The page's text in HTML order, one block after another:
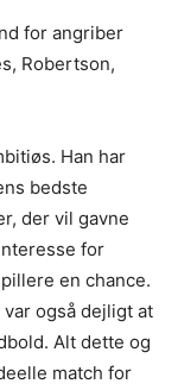
for angriber
Robertson,
Han har
bedste
der vil gavne
for
en chance.
også dejligt at
Alt dette og
match for